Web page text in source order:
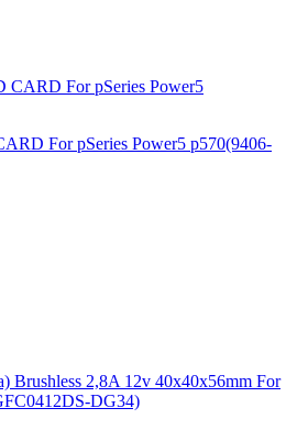
For pSeries Power5 p570(9406-